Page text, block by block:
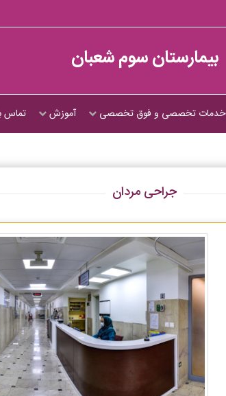
بیمارستان سوم شعبان
خدمات تخصصی و فوق تخصصی آموزش تماس
جراحی مردان